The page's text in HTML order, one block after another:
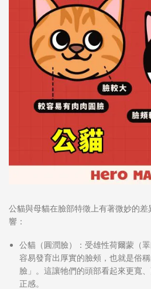
公貓與母貓在臉部特徵上有著微妙的
響：
公貓（圓潤臉）： 受雄性荷爾蒙（
容易發育出厚實的臉頰，也就是俗
臉」。這讓牠們的頭部看起來更寬
正感。